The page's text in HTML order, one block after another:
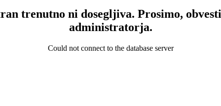
trenutno ni dosegljiva. Prosimo,
administratorja.
Could not connect to the database server